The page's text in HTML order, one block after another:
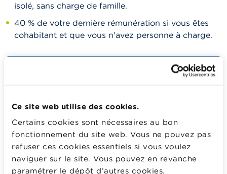
Ce site web utilise des cookies.
Certains cookies sont nécessaires au bon
fonctionnement du site web. Vous ne pouvez pas
refuser ces cookies essentiels si vous voulez
naviguer sur le site. Vous pouvez en revanche
paramétrer le dépôt d’autres cookies.
isolé, sans charge de famille.
40 % de votre dernière rémunération si vous êtes
cohabitant et que vous n'avez personne à charge.
Indemnités d’incapacité et d’invalidité pour les employés
Les indemnités pour incapacité versées aux
indépendants sont également déterminées en tenant
compte de la situation familiale. Le montant va donc
évoluer en fonction de votre modification de statut
familial.